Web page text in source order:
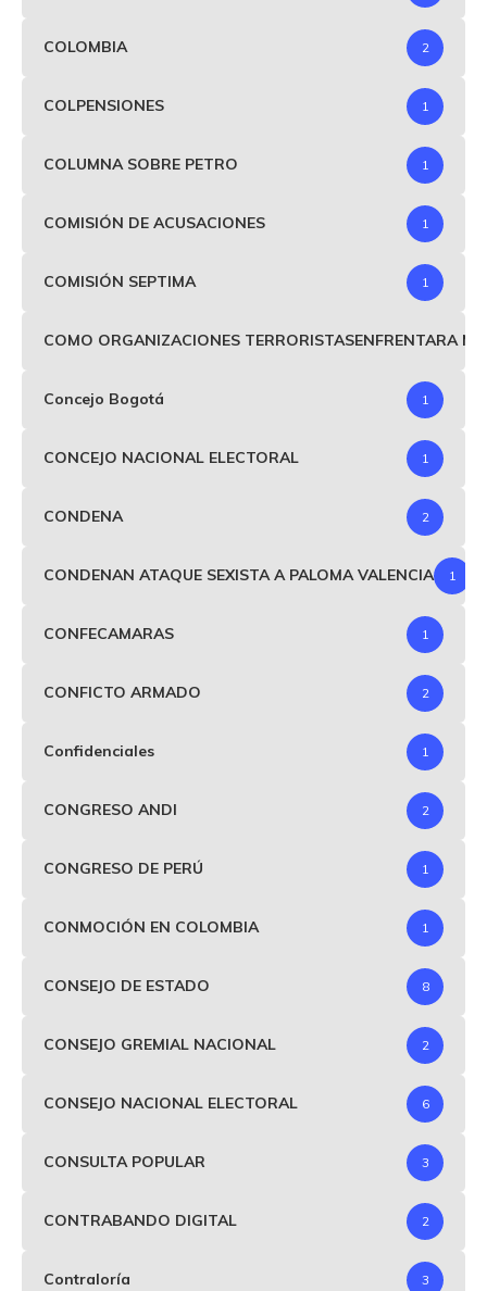
COLOMBIA 2
COLPENSIONES 1
COLUMNA SOBRE PETRO 1
COMISIÓN DE ACUSACIONES 1
COMISIÓN SEPTIMA 1
COMO ORGANIZACIONES TERRORISTASENFRENTARA
Concejo Bogotá 1
CONCEJO NACIONAL ELECTORAL 1
CONDENA 2
CONDENAN ATAQUE SEXISTA A PALOMA VALENCIA 1
CONFECAMARAS 1
CONFICTO ARMADO 2
Confidenciales 1
CONGRESO ANDI 2
CONGRESO DE PERÚ 1
CONMOCIÓN EN COLOMBIA 1
CONSEJO DE ESTADO 8
CONSEJO GREMIAL NACIONAL 2
CONSEJO NACIONAL ELECTORAL 6
CONSULTA POPULAR 3
CONTRABANDO DIGITAL 2
Contraloría 3